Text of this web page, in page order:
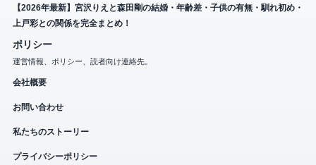
【2026年最新】宮沢りえと森田剛の結婚・年齢差・子供の有無・馴れ初め・
上戸彩との関係を完全まとめ！
ポリシー
運営情報、ポリシー、読者向け連絡先。
会社概要
お問い合わせ
私たちのストーリー
プライバシーポリシー